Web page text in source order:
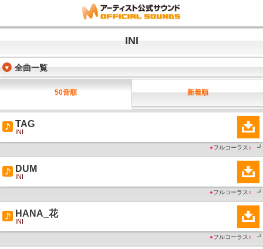
INI
全曲一覧
50音順 新着順
TAG
INI
●フルコーラス ♪ ┛
DUM
INI
●フルコーラス ♪ ┛
HANA_花
INI
●フルコーラス ♪ ┛